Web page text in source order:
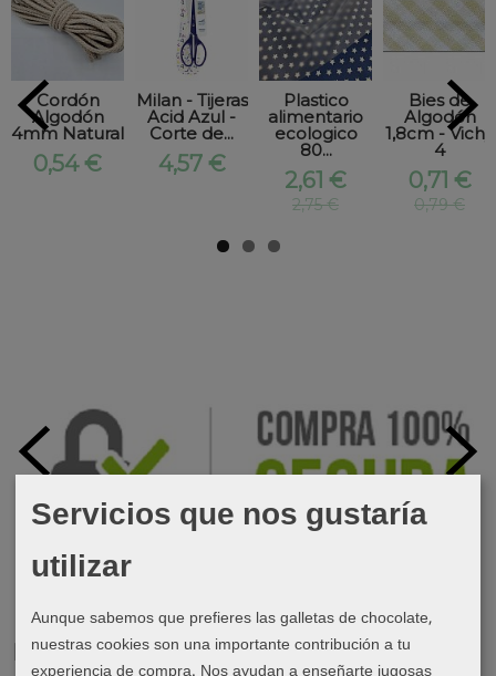
Marcas
Cordón
Algodón
4mm Natural
0,54 €
Milan - Tijeras
Acid Azul -
Corte de...
4,57 €
Plastico
alimentario
ecologico
80...
2,61 €
2,75 €
Bies de
Algodón
1,8cm - Vichy
4
0,71 €
0,79 €
Servicios que nos gustaría
utilizar
Aunque sabemos que prefieres las galletas de chocolate,
nuestras cookies son una importante contribución a tu